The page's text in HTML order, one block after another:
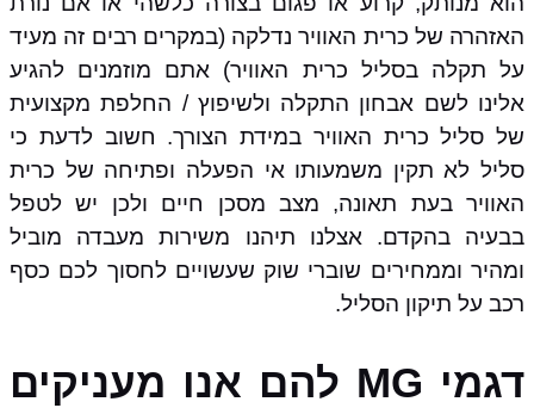
האזהרה של כרית האוויר נדלקה (במקרים רבים זה מעיד
על תקלה בסליל כרית האוויר) אתם מוזמנים להגיע
אלינו לשם אבחון התקלה ולשיפוץ / החלפת מקצועית
של סליל כרית האוויר במידת הצורך. חשוב לדעת כי
סליל לא תקין משמעותו אי הפעלה ופתיחה של כרית
האוויר בעת תאונה, מצב מסכן חיים ולכן יש לטפל
בבעיה בהקדם. אצלנו תיהנו משירות מעבדה מוביל
ומהיר וממחירים שוברי שוק שעשויים לחסוך לכם כסף
רכב על תיקון הסליל.
דגמי MG להם אנו מעניקים